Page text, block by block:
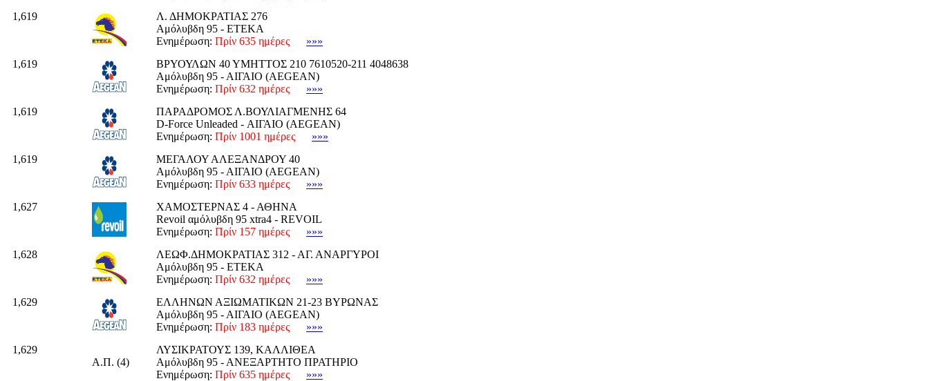
1,619
Λ. ΔΗΜΟΚΡΑΤΙΑΣ 276
Αμόλυβδη 95 - ΕΤΕΚΑ
Ενημέρωση: Πρίν 635 ημέρες
»»»
1,619
ΒΡΥΟΥΛΩΝ 40 ΥΜΗΤΤΟΣ 210 7610520-211 4048638
Αμόλυβδη 95 - ΑΙΓΑΙΟ (AEGEAN)
Ενημέρωση: Πρίν 632 ημέρες
»»»
1,619
ΠΑΡΑΔΡΟΜΟΣ Λ.ΒΟΥΛΙΑΓΜΕΝΗΣ 64
D-Force Unleaded - ΑΙΓΑΙΟ (AEGEAN)
Ενημέρωση: Πρίν 1001 ημέρες
»»»
1,619
ΜΕΓΑΛΟΥ ΑΛΕΞΑΝΔΡΟΥ 40
Αμόλυβδη 95 - ΑΙΓΑΙΟ (AEGEAN)
Ενημέρωση: Πρίν 633 ημέρες
»»»
1,627
ΧΑΜΟΣΤΕΡΝΑΣ 4 - ΑΘΗΝΑ
Revoil αμόλυβδη 95 xtra4 - REVOIL
Ενημέρωση: Πρίν 157 ημέρες
»»»
1,628
ΛΕΩΦ.ΔΗΜΟΚΡΑΤΙΑΣ 312 - ΑΓ. ΑΝΑΡΓΥΡΟΙ
Αμόλυβδη 95 - ΕΤΕΚΑ
Ενημέρωση: Πρίν 632 ημέρες
»»»
1,629
ΕΛΛΗΝΩΝ ΑΞΙΩΜΑΤΙΚΩΝ 21-23 ΒΥΡΩΝΑΣ
Αμόλυβδη 95 - ΑΙΓΑΙΟ (AEGEAN)
Ενημέρωση: Πρίν 183 ημέρες
»»»
1,629
Α.Π. (4)
ΛΥΣΙΚΡΑΤΟΥΣ 139, ΚΑΛΛΙΘΕΑ
Αμόλυβδη 95 - ΑΝΕΞΑΡΤΗΤΟ ΠΡΑΤΗΡΙΟ
Ενημέρωση: Πρίν 635 ημέρες
»»»